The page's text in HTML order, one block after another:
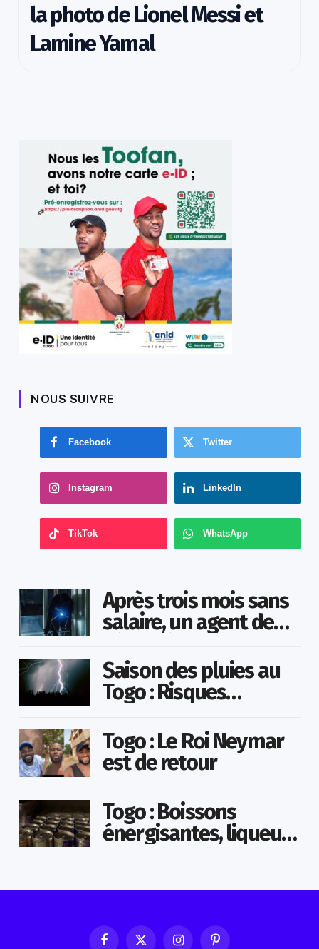
la photo de Lionel Messi et
Lamine Yamal
NOUS SUIVRE
Facebook Twitter
Instagram LinkedIn
TikTok WhatsApp
Après trois mois sans
salaire, un agent de
mairie qu’il surveillait
Saison des pluies au
Togo : Risques
dans le nord
Togo : Le Roi Neymar
est de retour
Togo : Boissons
énergisantes, liqueurs
par le Ministère
Facebook
X InstagramPinterest